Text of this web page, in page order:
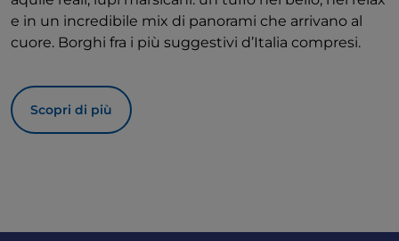
e in un incredibile mix di panorami che arrivano al
cuore. Borghi fra i più suggestivi d’Italia compresi.
Scopri di più